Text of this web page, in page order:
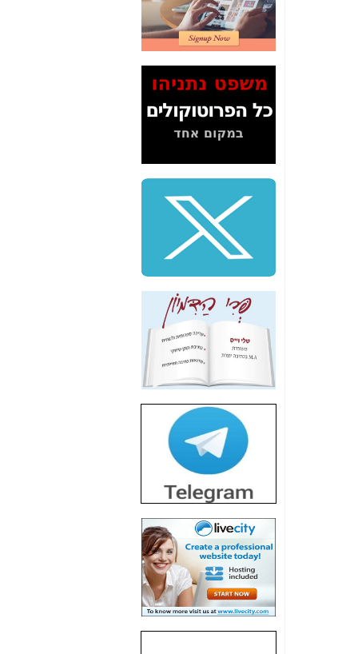
2" על תעלולי השר
משה כחלון -כאן
הסלולר" ואיך מסרסים
את הנתונים לציבור -
כאן
סיכום ביקור בסיליקון
שלמה פילבר (עד
לאחרונה מנכ"ל משרד
התקשורת) - עד
מדינה? הצחקתם
אותי! -
"יש אפליה בחקירה"?
חשיפה: למה השר
משה כחלון לא נחקר
עד היום? -
כאן
הדומה לזו של "תיק
4000" אך בתחום
הסלולר -
חשיפת מה שלא
רוצים שתדעו בעניין
פריסת אנלימיטד
(בניחוח בלתי נסבל) -
כאן
חשיפה: איוב קרא
אישר לקבוצת סלקום
בדיוק מה שביבי אישר
כאן
האם השר איוב קרא
היה צריך בכלל לחתום
על האישור, שנתן